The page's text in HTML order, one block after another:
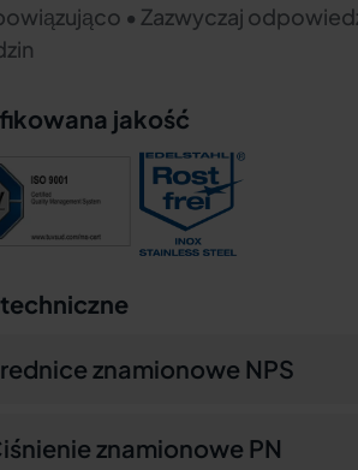
• Zazwyczaj
jakość
znamionowe NPS
znamionowe PN